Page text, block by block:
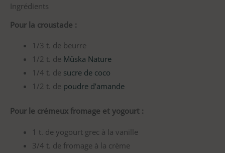
Ingrédients
Pour la croustade :
1/3 t. de beurre
1/2 t. de Müska Nature
1/4 t. de sucre de coco
1/2 t. de poudre d’amande
Pour le crémeux fromage et yogourt :
1 t. de yogourt grec à la vanille
3/4 t. de fromage à la crème